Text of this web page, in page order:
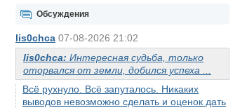
Обсуждения
lis0chca 07-08-2026 21:02
lis0chca: Интересная судьба, только
оторвался от земли, добился успеха ...
Всё рухнуло. Всё запуталось. Никаких
выводов невозможно сделать и оценок дать